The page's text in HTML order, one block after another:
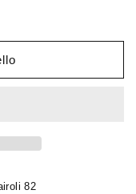
82